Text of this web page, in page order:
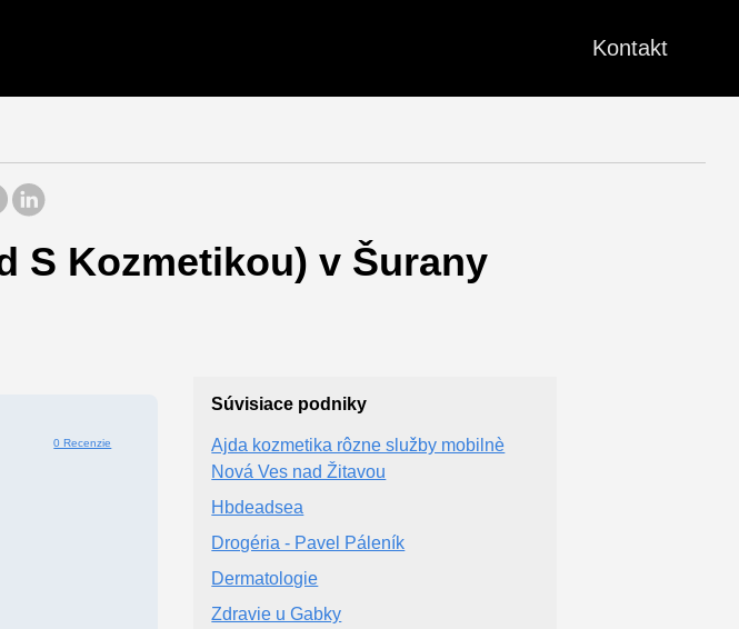
Kontakt
S Kozmetikou) v Šurany
0 Recenzie
Súvisiace podniky
Ajda kozmetika rôzne služby mobilnè
Nová Ves nad Žitavou
Hbdeadsea
Drogéria - Pavel Páleník
Dermatologie
Zdravie u Gabky